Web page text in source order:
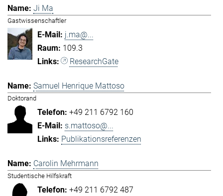
Ji Ma
Gastwissenschaftler
j.ma@...
109.3
ResearchGate
Samuel Henrique Mattoso
Doktorand
+49 211 6792 160
s.mattoso@...
Publikationsreferenzen
Carolin Mehrmann
Studentische Hilfskraft
+49 211 6792 487